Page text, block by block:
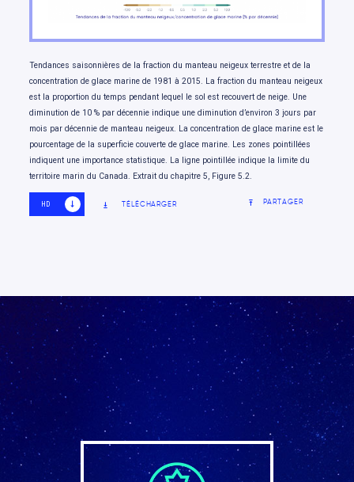
Tendances saisonnières de la fraction du manteau neigeux terrestre et de la
concentration de glace marine de 1981 à 2015. La fraction du manteau neigeux
est la proportion du temps pendant lequel le sol est recouvert de neige. Une
diminution de 10 % par décennie indique une diminution d’environ 3 jours par
mois par décennie de manteau neigeux. La concentration de glace marine est le
pourcentage de la superficie couverte de glace marine. Les zones pointillées
indiquent une importance statistique. La ligne pointillée indique la limite du
territoire marin du Canada. Extrait du chapitre 5, Figure 5.2.
HD SD TÉLÉCHARGER PARTAGER